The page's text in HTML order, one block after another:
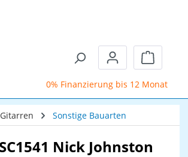
0% Finanzierung bis 12 Monate
Sonstige Bauarten
Nick Johnston